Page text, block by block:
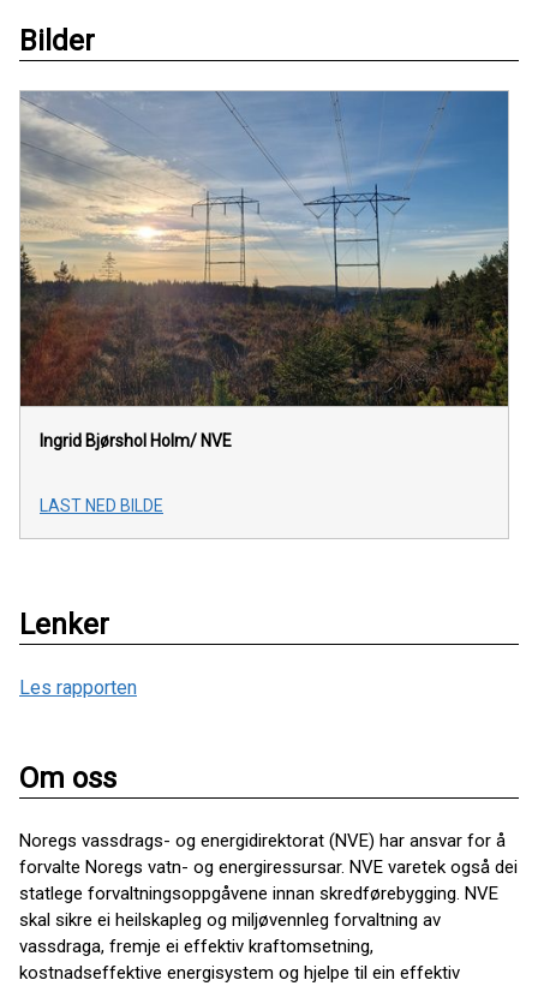
Bilder
Ingrid Bjørshol Holm/ NVE
LAST NED BILDE
Lenker
Les rapporten
Om oss
Noregs vassdrags- og energidirektorat (NVE) har ansvar for å
forvalte Noregs vatn- og energiressursar. NVE varetek også dei
statlege forvaltningsoppgåvene innan skredførebygging. NVE
skal sikre ei heilskapleg og miljøvennleg forvaltning av
vassdraga, fremje ei effektiv kraftomsetning,
kostnadseffektive energisystem og hjelpe til ein effektiv